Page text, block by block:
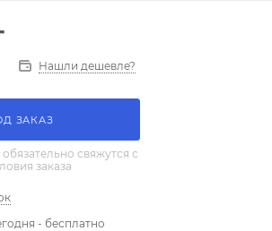
Нашли дешевле?
ЗАКАЗ
свяжутся с
заказа
- бесплатно